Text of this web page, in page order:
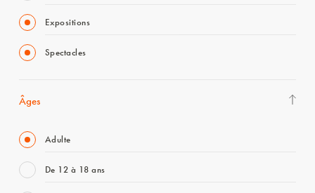
Expositions
Spectacles
Âges
Adulte
De 12 à 18 ans